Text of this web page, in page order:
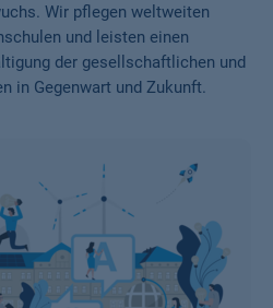
Wir pflegen weltweiten
und leisten einen
der gesellschaftlichen und
in Gegenwart und Zukunft.